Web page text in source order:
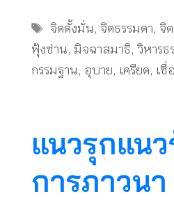
Tags
จิตตั้งมั่น, จิตธรรมดา, จิ
ฟุ้งซ่าน, มิจฉาสมาธิ, วิหารธ
กรรมฐาน, อุบาย, เครียด, เซื่
แนวรุกแน
การภาวนา